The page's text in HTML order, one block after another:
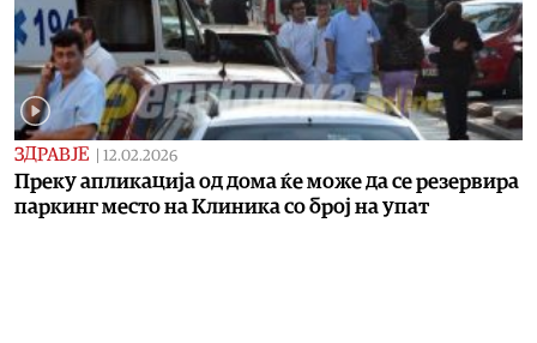
ЗДРАВЈЕ 12.02.2026
Преку апликација од дома ќе може да се резервира
паркинг место на Клиника со број на упат